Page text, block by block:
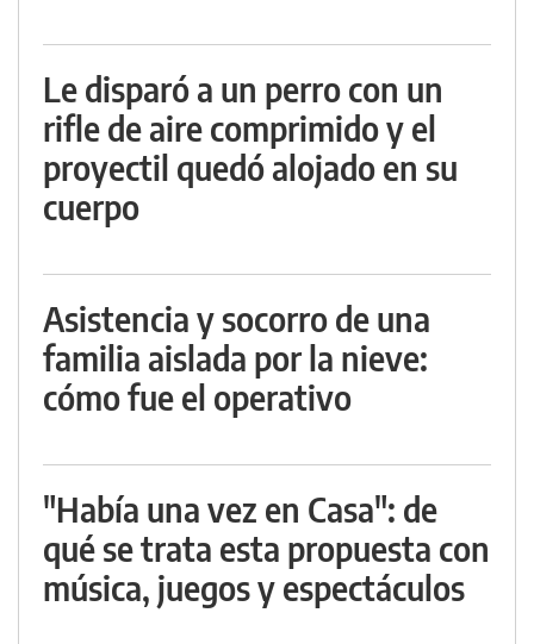
Le disparó a un perro con un
rifle de aire comprimido y el
proyectil quedó alojado en su
cuerpo
Asistencia y socorro de una
familia aislada por la nieve:
cómo fue el operativo
"Había una vez en Casa": de
qué se trata esta propuesta con
música, juegos y espectáculos